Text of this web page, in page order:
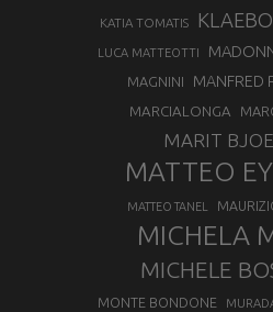
KATIA TOMATIS KLAEBO
LUCA MATTEOTTI
MAGNINI MANFRED
MARCIALONGA
MARIT
MATTEO
MATTEO TANEL
MICHELA
MICHELE
MONTE BONDONE